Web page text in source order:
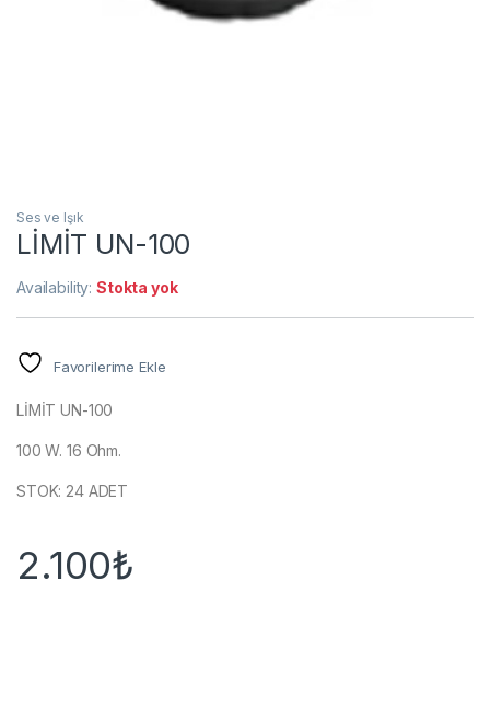
Ses ve Işık
LİMİT UN-100
Availability:Stokta yok
Favorilerime Ekle
LİMİT UN-100
100 W. 16 Ohm.
STOK: 24 ADET
2.100₺